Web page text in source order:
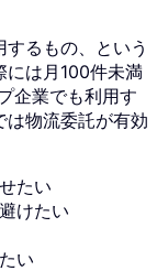
るもの、という
には月100件未満
企業でも利用す
は物流委託が有効
たい
けたい
い